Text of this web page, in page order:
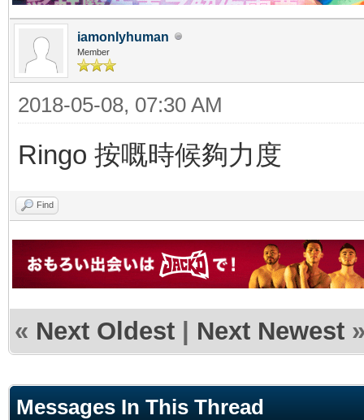
iamonlyhuman
Member
2018-05-08, 07:30 AM
Ringo 按嘅時候夠力度
Find
« Next Oldest | Next Newest
Messages In This Thread